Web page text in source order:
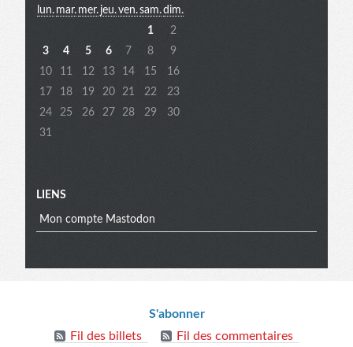
extra
lun. mar. mer. jeu.ven.sam.dim.
1
2
3
4 5 6 7 8
9
10
11 12 13 14 15
16
17
18 19 20 21 22
23
24
25 26 27 28 29
30
31
LIENS
Mon compte Mastodon
Informations
S'abonner
Fil des billets
Fil des commentaires